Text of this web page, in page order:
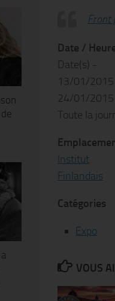
Front
Date /
Date(s) -
13/01/
24/01/2015
Toute la
Institut
Finlandais
Catégories
Expo
VOUS